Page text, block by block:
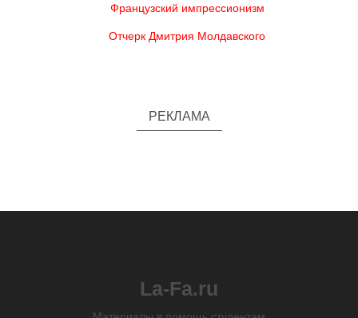
Французский импрессионизм
Отчерк Дмитрия Молдавского
РЕКЛАМА
La-Fa.ru